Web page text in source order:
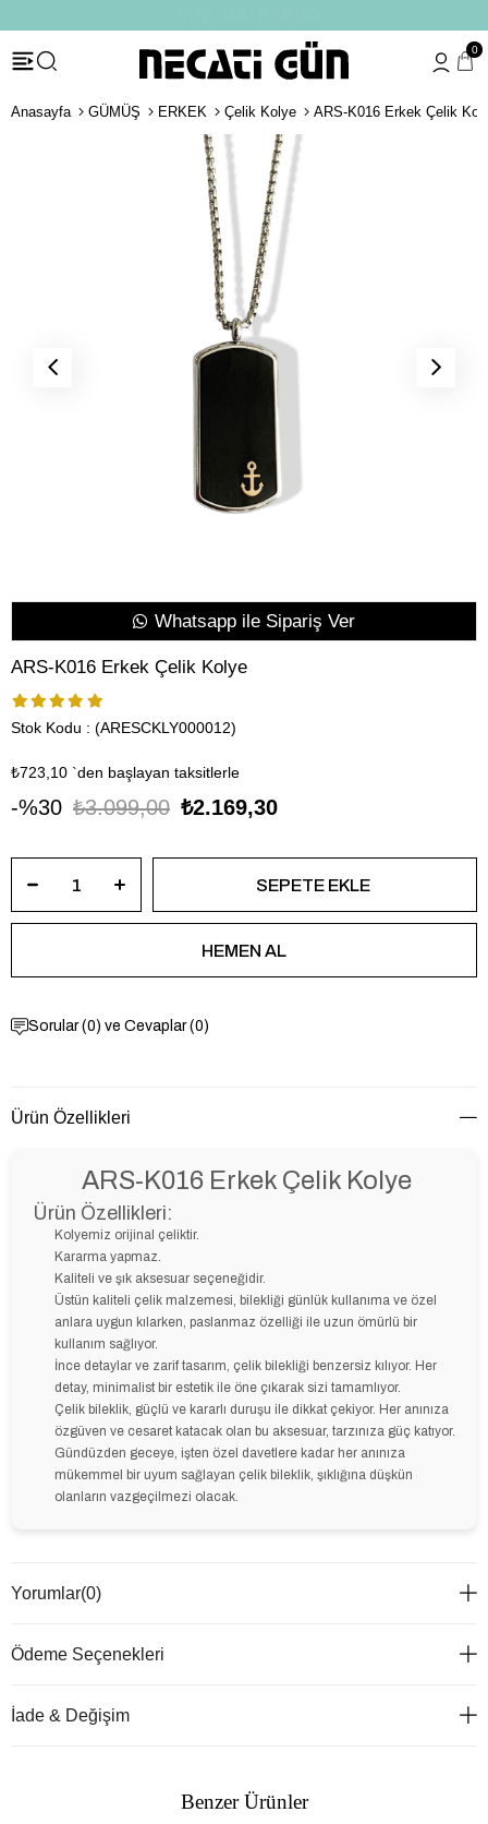
0
Anasayfa GÜMÜŞ ERKEK Çelik Kolye ARS-K016 Erkek Çelik
Whatsapp ile Sipariş Ver
ARS-K016 Erkek Çelik Kolye
Stok Kodu (ARESCKLY000012)
₺723,10 `den başlayan taksitlerle
30 ₺3.099,00 ₺2.169,30
Sorular (0) ve Cevaplar (0)
Ürün Özellikleri
ARS-K016 Erkek Çelik Kolye
Ürün Özellikleri:
Kolyemiz orijinal çeliktir.
Kararma yapmaz.
Kaliteli ve şık aksesuar seçeneğidir.
Üstün kaliteli çelik malzemesi, bilekliği günlük kullanıma ve özel
anlara uygun kılarken, paslanmaz özelliği ile uzun ömürlü bir
kullanım sağlıyor.
İnce detaylar ve zarif tasarım, çelik bilekliği benzersiz kılıyor. Her
detay, minimalist bir estetik ile öne çıkarak sizi tamamlıyor.
Çelik bileklik, güçlü ve kararlı duruşu ile dikkat çekiyor. Her anınıza
özgüven ve cesaret katacak olan bu aksesuar, tarzınıza güç katıyor.
Gündüzden geceye, işten özel davetlere kadar her anınıza
mükemmel bir uyum sağlayan çelik bileklik, şıklığına düşkün
olanların vazgeçilmezi olacak.
Yorumlar(0)
Ödeme Seçenekleri
İade & Değişim
Benzer Ürünler